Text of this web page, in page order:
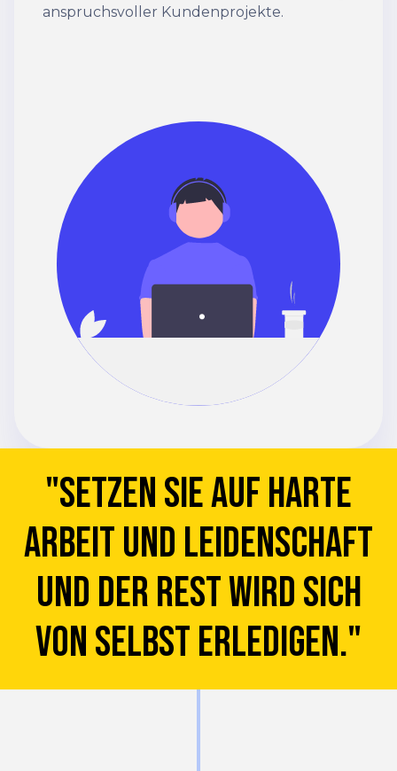
anspruchsvoller Kundenprojekte.
"SETZEN SIE AUF HARTE
ARBEIT UND LEIDENSCHAFT
UND DER REST WIRD SICH
VON SELBST ERLEDIGEN."